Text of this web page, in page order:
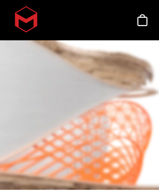
Skip to main content
商